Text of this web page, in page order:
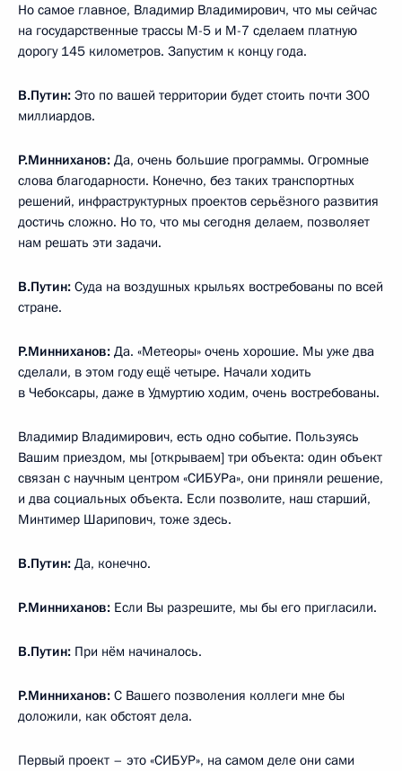
Но самое главное, Владимир Владимирович, что мы сейчас
на государственные трассы М-5 и М-7 сделаем платную
дорогу 145 километров. Запустим к концу года.
В.Путин: Это по вашей территории будет стоить почти 300
миллиардов.
Р.Минниханов: Да, очень большие программы. Огромные
слова благодарности. Конечно, без таких транспортных
решений, инфраструктурных проектов серьёзного развития
достичь сложно. Но то, что мы сегодня делаем, позволяет
нам решать эти задачи.
В.Путин: Суда на воздушных крыльях востребованы по всей
стране.
Р.Минниханов: Да. «Метеоры» очень хорошие. Мы уже два
сделали, в этом году ещё четыре. Начали ходить
в Чебоксары, даже в Удмуртию ходим, очень востребованы.
Владимир Владимирович, есть одно событие. Пользуясь
Вашим приездом, мы [открываем] три объекта: один объект
связан с научным центром «СИБУРа», они приняли решение,
и два социальных объекта. Если позволите, наш старший,
Минтимер Шарипович, тоже здесь.
В.Путин: Да, конечно.
Р.Минниханов: Если Вы разрешите, мы бы его пригласили.
В.Путин: При нём начиналось.
Р.Минниханов: С Вашего позволения коллеги мне бы
доложили, как обстоят дела.
Первый проект – это «СИБУР», на самом деле они сами